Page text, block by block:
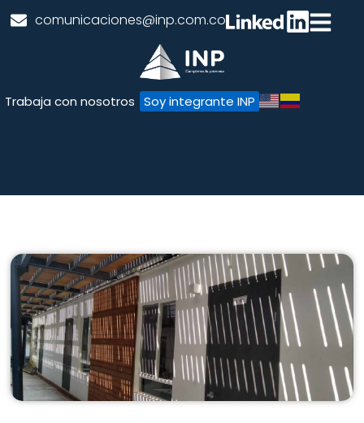
comunicaciones@inp.com.co
Trabaja con nosotros Soy integrante INP